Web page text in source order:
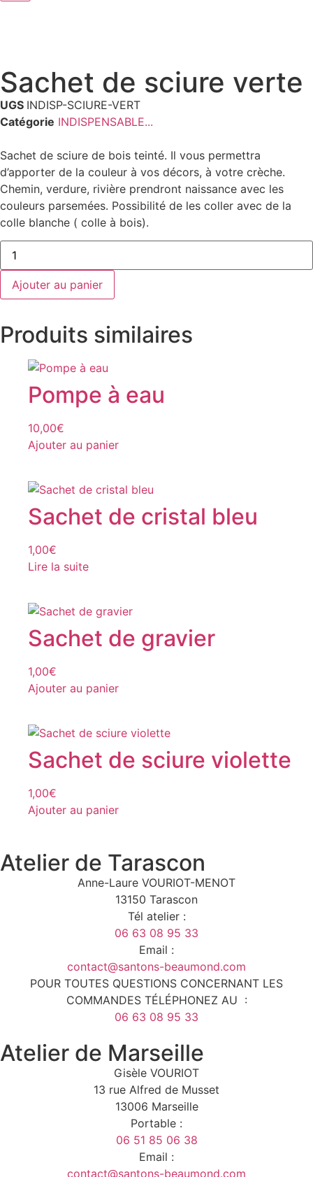
Sachet de sciure verte
UGS INDISP-SCIURE-VERT
Catégorie INDISPENSABLE...
Sachet de sciure de bois teinté. Il vous permettra
d’apporter de la couleur à vos décors, à votre crèche.
Chemin, verdure, rivière prendront naissance avec les
couleurs parsemées. Possibilité de les coller avec de la
colle blanche ( colle à bois).
Ajouter au panier
Produits similaires
Pompe à eau
10,00€
Ajouter au panier
Sachet de cristal bleu
1,00€
Lire la suite
Sachet de gravier
1,00€
Ajouter au panier
Sachet de sciure violette
1,00€
Ajouter au panier
Atelier de Tarascon
Anne-Laure VOURIOT-MENOT
13150 Tarascon
Tél atelier :
06 63 08 95 33
Email :
contact@santons-beaumond.com
POUR TOUTES QUESTIONS CONCERNANT LES
COMMANDES TÉLÉPHONEZ AU :
06 63 08 95 33
Atelier de Marseille
Gisèle VOURIOT
13 rue Alfred de Musset
13006 Marseille
Portable :
06 51 85 06 38
Email :
contact@santons-beaumond.com